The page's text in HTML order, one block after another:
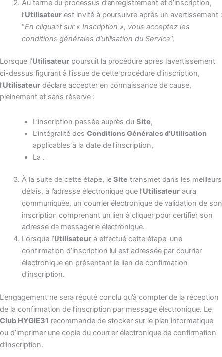
Au terme du processus d’enregistrement et d’inscription,
l’Utilisateurest invité à poursuivre après un avertissement :
“En cliquant sur « Inscription », vous acceptez les
conditions générales d’utilisation du Service“.
Lorsque l’Utilisateur poursuit la procédure après l’avertissement
ci-dessus figurant à l’issue de cette procédure d’inscription,
l’Utilisateur déclare accepter en connaissance de cause,
pleinement et sans réserve :
L’inscription passée auprès du Site,
L’intégralité des Conditions Générales d’Utilisation
applicables à la date de l’inscription,
La .
À la suite de cette étape, le Site transmet dans les meilleurs
délais, à l’adresse électronique que l’Utilisateuraura
communiquée, un courrier électronique de validation de son
inscription comprenant un lien à cliquer pour certifier son
adresse de messagerie électronique.
Lorsque l’Utilisateura effectué cette étape, une
confirmation d’inscription lui est adressée par courrier
électronique en présentant le lien de confirmation
d’inscription.
L’engagement ne sera réputé conclu qu’à compter de la réception
de la confirmation de l’inscription par message électronique. Le
Club HYGIE31 recommande de stocker sur le plan informatique
ou d’imprimer une copie du courrier électronique de confirmation
d’inscription.